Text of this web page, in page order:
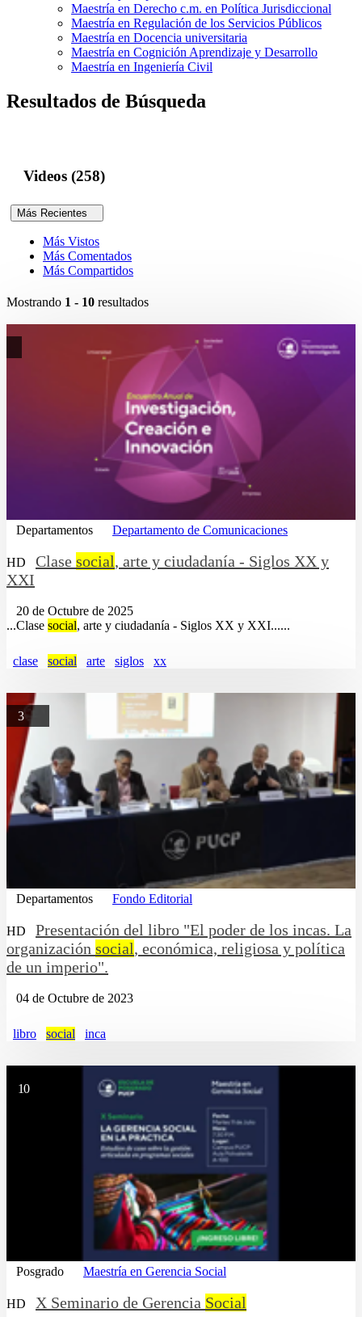
Maestría en Derecho c.m. en Política Jurisdiccional
Maestría en Regulación de los Servicios Públicos
Maestría en Docencia universitaria
Maestría en Cognición Aprendizaje y Desarrollo
Maestría en Ingeniería Civil
Resultados de Búsqueda
Videos (258)
Más Recientes
Más Vistos
Más Comentados
Más Compartidos
Mostrando 1 - 10 resultados
Departamentos Departamento de Comunicaciones
HD Clase social, arte y ciudadanía - Siglos XX y
XXI
20 de Octubre de 2025
...Clase social, arte y ciudadanía - Siglos XX y XXI......
clase social arte siglos xx
3
Departamentos Fondo Editorial
HD
Presentación del libro "El poder de los incas. La
organización social, económica, religiosa y política
de un imperio".
04 de Octubre de 2023
libro social inca
10
Posgrado Maestría en Gerencia Social
HD X Seminario de Gerencia Social